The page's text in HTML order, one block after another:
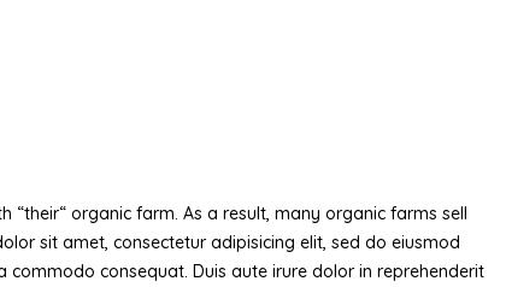
organic farm. As a result, many organic farms sell
sit amet, consectetur adipisicing elit, sed do eiusmod
consequat. Duis aute irure dolor in reprehenderit